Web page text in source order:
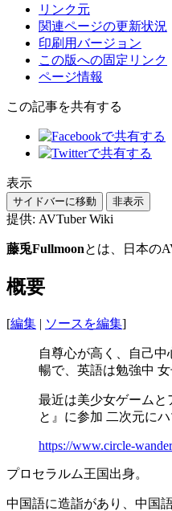
リンク元
関連ページの更新状況
印刷用バージョン
この版への固定リンク
ページ情報
この記事を共有する
表示
サイドバーに移動 非表示
提供: AVTuber Wiki
藤兎Fullmoonとは、日本の
概要
[編集 | ソースを編集]
自尊心が高く、自己
暢で、英語は勉強中
最近は美少女ゲーム
と』に参加 二次元に
https://www.circle-
プロセラルム王国出身。
中国語に造詣があり、中国